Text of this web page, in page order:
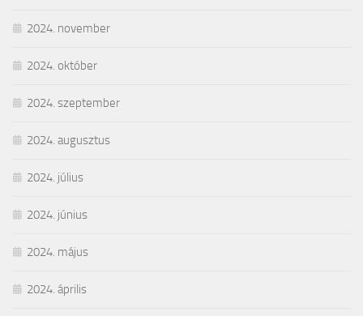
2024. november
2024. október
2024. szeptember
2024. augusztus
2024. július
2024. június
2024. május
2024. április